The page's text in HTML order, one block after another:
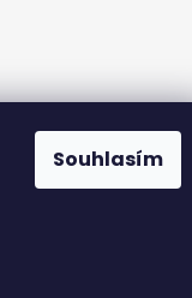
Souhlasím